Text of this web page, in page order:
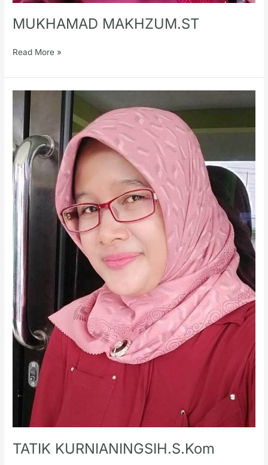
MUKHAMAD MAKHZUM.ST
Read More »
TATIK KURNIANINGSIH.S.Kom
TATIK
KURNIANINGSIH.S.Kom